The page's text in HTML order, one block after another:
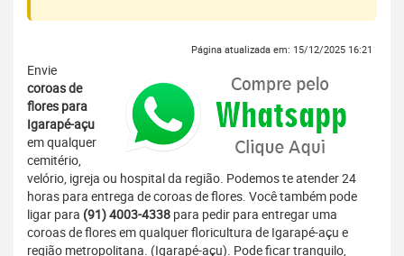
Página atualizada em: 15/12/2025 16:21
Envie
coroas de
flores para
Igarapé-açu
em qualquer
cemitério,
velório, igreja ou hospital da região. Podemos te atender 24
horas para entrega de coroas de flores. Você também pode
ligar para (91) 4003-4338 para pedir para entregar uma
coroas de flores em qualquer floricultura de Igarapé-açu e
região metropolitana. (Igarapé-açu). Pode ficar tranquilo,